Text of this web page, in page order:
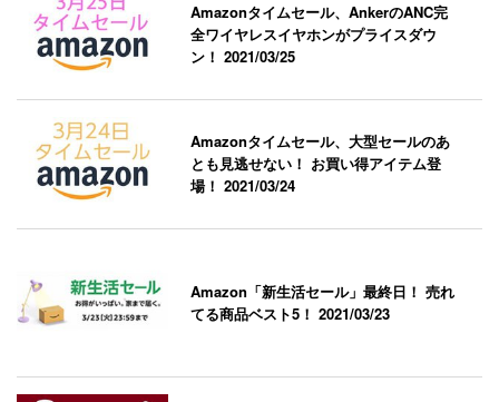
Amazonタイムセール、AnkerのANC完
全ワイヤレスイヤホンがプライスダウ
ン！2021/03/25
Amazonタイムセール、大型セールのあ
とも見逃せない！ お買い得アイテム登
場！2021/03/24
Amazon「新生活セール」最終日！ 売れ
てる商品ベスト5！2021/03/23